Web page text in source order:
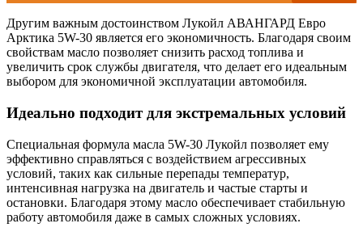
Другим важным достоинством Лукойл АВАНГАРД Евро
Арктика 5W-30 является его экономичность. Благодаря своим
свойствам масло позволяет снизить расход топлива и
увеличить срок службы двигателя, что делает его идеальным
выбором для экономичной эксплуатации автомобиля.
Идеально подходит для экстремальных условий
Специальная формула масла 5W-30 Лукойл позволяет ему
эффективно справляться с воздействием агрессивных
условий, таких как сильные перепады температур,
интенсивная нагрузка на двигатель и частые старты и
остановки. Благодаря этому масло обеспечивает стабильную
работу автомобиля даже в самых сложных условиях.